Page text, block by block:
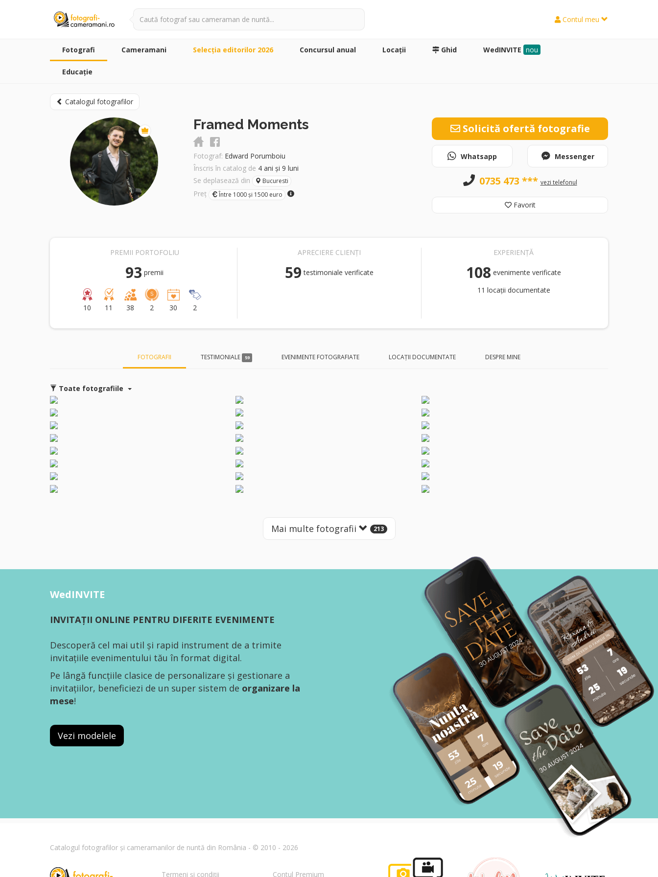
Contul meu
Fotografi Cameramani Selecţia editorilor 2026 Concursul anual Locaţii Ghid WedINVITE nou
Educație
Catalogul fotografilor
Framed Moments
Fotograf: Edward Porumboiu
Înscris în catalog de 4 ani și 9 luni
Se deplasează din
Bucuresti
Preț Între 1000 și 1500 euro
Solicită ofertă fotografie
Whatsapp Messenger
0735 473 *** vezi telefonul
Favorit
PREMII PORTOFOLIU
93 premii
10 11 38 2 30 2
APRECIERE CLIENȚI
59 testimoniale verificate
EXPERIENȚĂ
108 evenimente verificate
11 locații documentate
FOTOGRAFII TESTIMONIALE 59 EVENIMENTE FOTOGRAFIATE LOCAȚII DOCUMENTATE DESPRE MINE
Toate fotografiile
Mai multe fotografii 213
WedINVITE
INVITAȚII ONLINE PENTRU DIFERITE EVENIMENTE
Descoperă cel mai util și rapid instrument de a trimite
invitațiile evenimentului tău în format digital.
Pe lângă funcțiile clasice de personalizare și gestionare a
invitațiilor, beneficiezi de un super sistem de organizare la
mese!
Vezi modelele
Catalogul fotografilor și cameramanilor de nuntă din România - © 2010 - 2026
Termeni și condiții Contul Premium